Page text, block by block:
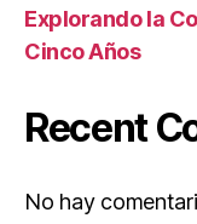
Explorando la
Cinco Años
Recent
No hay